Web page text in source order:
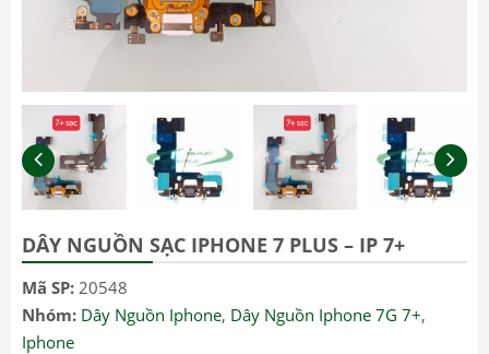
DÂY NGUỒN SẠC IPHONE 7 PLUS – IP 7+
Mã SP: 20548
Nhóm: Dây Nguồn Iphone, Dây Nguồn Iphone 7G 7+,
Iphone